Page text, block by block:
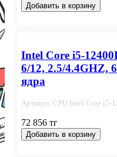
Добавить в корзину
Intel Core i5-
6/12, 2.5/4.4GHZ,
ядра
Артикул: СPU Intel Сore i5-
72 856 тг
Добавить в корзину